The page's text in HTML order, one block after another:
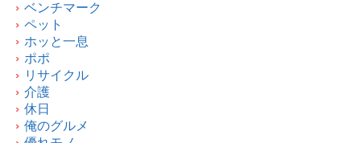
ベンチマーク
ペット
ホッと一息
ポポ
リサイクル
介護
休日
俺のグルメ